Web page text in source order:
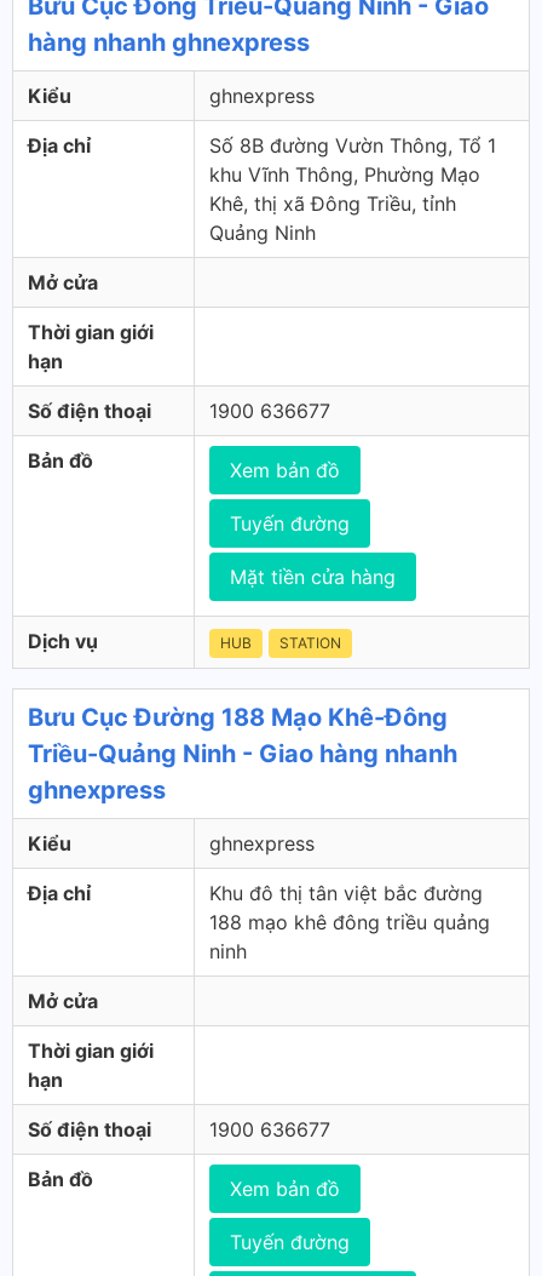
Bưu Cục Đông Triều-Quảng Ninh - Giao
hàng nhanh ghnexpress
Kiểu ghnexpress
Địa chỉ
Số 8B đường Vườn Thông, Tổ 1
khu Vĩnh Thông, Phường Mạo
Khê, thị xã Đông Triều, tỉnh
Quảng Ninh
Mở cửa
Thời gian giới
hạn
Số điện thoại 1900 636677
Bản đồ Xem bản đồ
Tuyến đường
Mặt tiền cửa hàng
Dịch vụ HUB STATION
Bưu Cục Đường 188 Mạo Khê-Đông
Triều-Quảng Ninh - Giao hàng nhanh
ghnexpress
Kiểu ghnexpress
Địa chỉ
Khu đô thị tân việt bắc đường
188 mạo khê đông triều quảng
ninh
Mở cửa
Thời gian giới
hạn
Số điện thoại 1900 636677
Bản đồ Xem bản đồ
Tuyến đường